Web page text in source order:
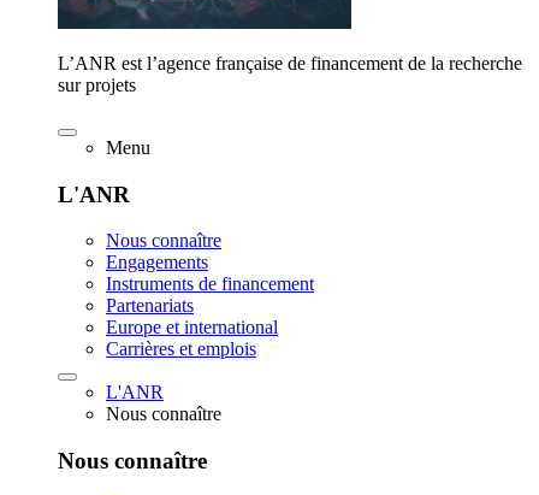
L’ANR est l’agence française de financement de la recherche
sur projets
Menu
L'ANR
Nous connaître
Engagements
Instruments de financement
Partenariats
Europe et international
Carrières et emplois
L'ANR
Nous connaître
Nous connaître